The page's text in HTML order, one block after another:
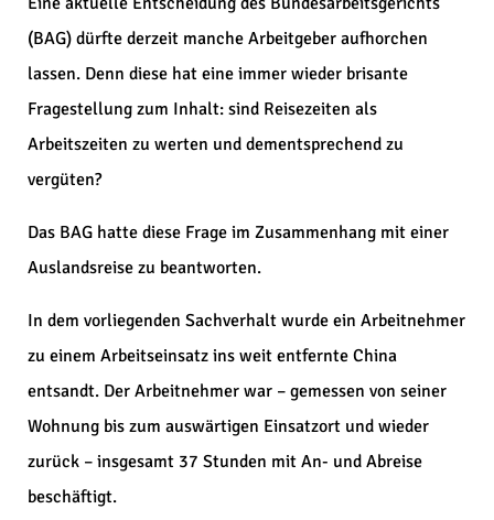
(BAG) dürfte derzeit manche Arbeitgeber aufhorchen
lassen. Denn diese hat eine immer wieder brisante
Fragestellung zum Inhalt: sind Reisezeiten als
Arbeitszeiten zu werten und dementsprechend zu
vergüten?
Das BAG hatte diese Frage im Zusammenhang mit einer
Auslandsreise zu beantworten.
In dem vorliegenden Sachverhalt wurde ein Arbeitnehmer
zu einem Arbeitseinsatz ins weit entfernte China
entsandt. Der Arbeitnehmer war – gemessen von seiner
Wohnung bis zum auswärtigen Einsatzort und wieder
zurück – insgesamt 37 Stunden mit An- und Abreise
beschäftigt.